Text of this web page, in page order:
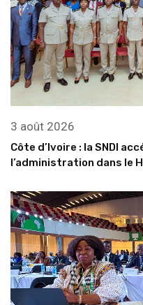
3 août 2026
Côte d’Ivoire : la SNDI
l’administration dans le